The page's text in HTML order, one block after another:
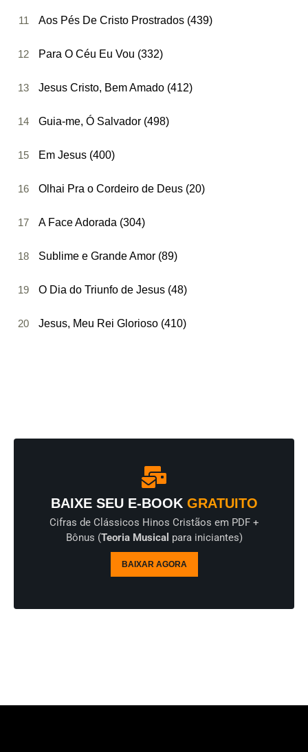
11 Aos Pés De Cristo Prostrados (439)
12 Para O Céu Eu Vou (332)
13 Jesus Cristo, Bem Amado (412)
14 Guia-me, Ó Salvador (498)
15 Em Jesus (400)
16 Olhai Pra o Cordeiro de Deus (20)
17 A Face Adorada (304)
18 Sublime e Grande Amor (89)
19 O Dia do Triunfo de Jesus (48)
20 Jesus, Meu Rei Glorioso (410)
BAIXE SEU E-BOOKGRATUITO
Cifras de Clássicos Hinos Cristãos em PDF +
Bônus (Teoria Musical para iniciantes)
BAIXAR AGORA